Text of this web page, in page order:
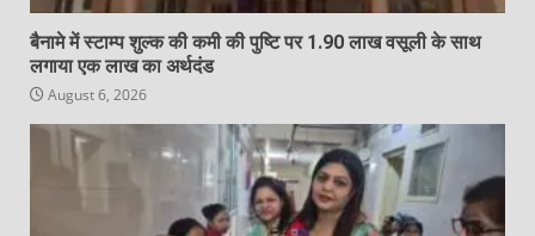
बैनामे में स्टाम्प शुल्क की कमी की पुष्टि पर 1.90 लाख वसूली के साथ
लगाया एक लाख का अर्थदंड
August 6, 2026